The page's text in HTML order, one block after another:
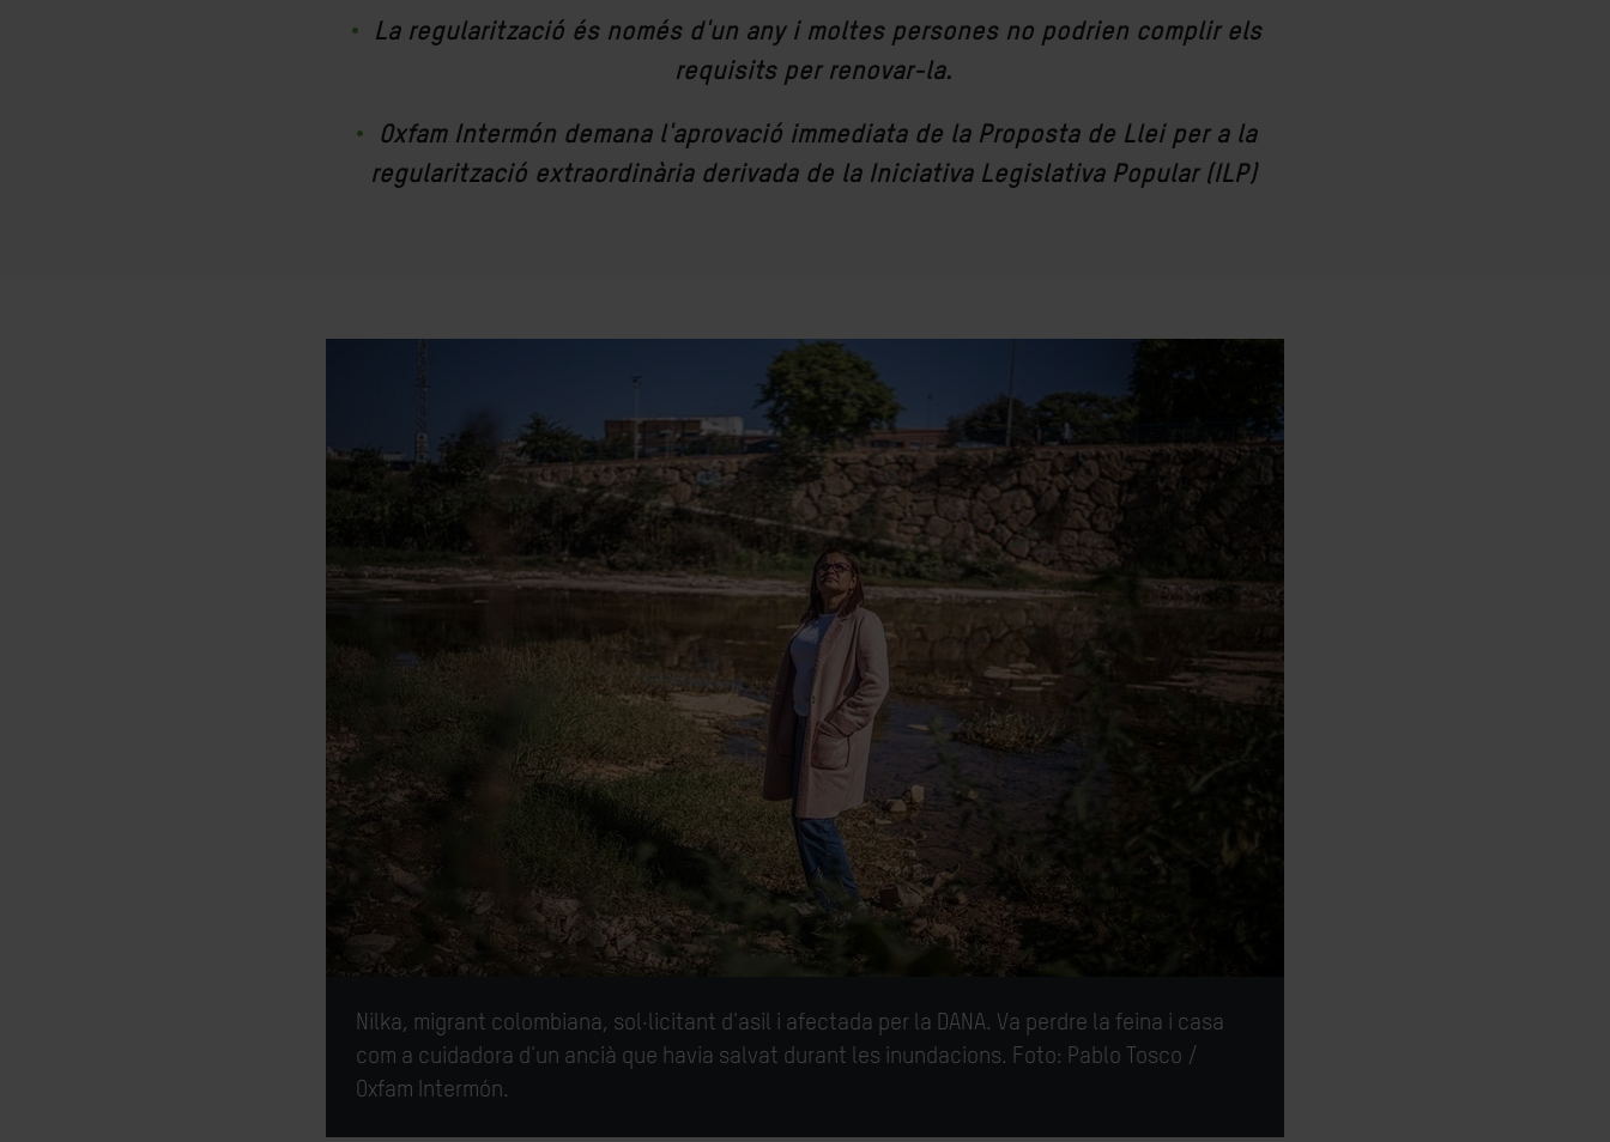
La regularització és només d'un any i moltes persones no podrien complir els
requisits per renovar-la.
Oxfam Intermón demana l'aprovació immediata de la Proposta de Llei per a la
regularització extraordinària derivada de la Iniciativa Legislativa Popular (ILP)
Nilka, migrant colombiana, sol·licitant d'asil i afectada per la DANA. Va perdre la feina i casa
com a cuidadora d'un ancià que havia salvat durant les inundacions. Foto: Pablo Tosco /
Oxfam Intermón.